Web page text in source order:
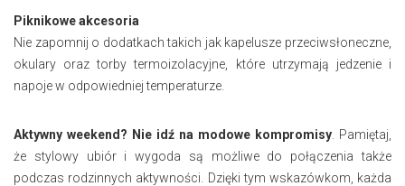
Piknikowe akcesoria
Nie zapomnij o dodatkach takich jak kapelusze przeciwsłoneczne,
okulary oraz torby termoizolacyjne, które utrzymają jedzenie i
napoje w odpowiedniej temperaturze.
Aktywny weekend? Nie idź na modowe kompromisy . Pamiętaj,
że stylowy ubiór i wygoda są możliwe do połączenia także
podczas rodzinnych aktywności. Dzięki tym wskazówkom, każda